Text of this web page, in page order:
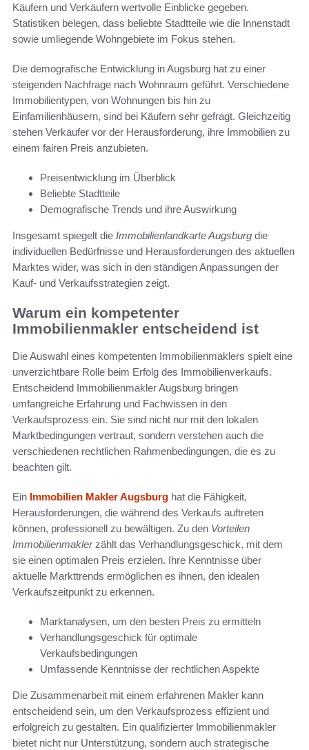
Käufern und Verkäufern wertvolle Einblicke gegeben.
Statistiken belegen, dass beliebte Stadtteile wie die Innenstadt
sowie umliegende Wohngebiete im Fokus stehen.
Die demografische Entwicklung in Augsburg hat zu einer
steigenden Nachfrage nach Wohnraum geführt. Verschiedene
Immobilientypen, von Wohnungen bis hin zu
Einfamilienhäusern, sind bei Käufern sehr gefragt. Gleichzeitig
stehen Verkäufer vor der Herausforderung, ihre Immobilien zu
einem fairen Preis anzubieten.
Preisentwicklung im Überblick
Beliebte Stadtteile
Demografische Trends und ihre Auswirkung
Insgesamt spiegelt die Immobilienlandkarte Augsburg die
individuellen Bedürfnisse und Herausforderungen des aktuellen
Marktes wider, was sich in den ständigen Anpassungen der
Kauf- und Verkaufsstrategien zeigt.
Warum ein kompetenter
Immobilienmakler entscheidend ist
Die Auswahl eines kompetenten Immobilienmaklers spielt eine
unverzichtbare Rolle beim Erfolg des Immobilienverkaufs.
Entscheidend Immobilienmakler Augsburg bringen
umfangreiche Erfahrung und Fachwissen in den
Verkaufsprozess ein. Sie sind nicht nur mit den lokalen
Marktbedingungen vertraut, sondern verstehen auch die
verschiedenen rechtlichen Rahmenbedingungen, die es zu
beachten gilt.
Ein Immobilien Makler Augsburg hat die Fähigkeit,
Herausforderungen, die während des Verkaufs auftreten
können, professionell zu bewältigen. Zu den Vorteilen
Immobilienmaklerzählt das Verhandlungsgeschick, mit dem
sie einen optimalen Preis erzielen. Ihre Kenntnisse über
aktuelle Markttrends ermöglichen es ihnen, den idealen
Verkaufszeitpunkt zu erkennen.
Marktanalysen, um den besten Preis zu ermitteln
Verhandlungsgeschick für optimale
Verkaufsbedingungen
Umfassende Kenntnisse der rechtlichen Aspekte
Die Zusammenarbeit mit einem erfahrenen Makler kann
entscheidend sein, um den Verkaufsprozess effizient und
erfolgreich zu gestalten. Ein qualifizierter Immobilienmakler
bietet nicht nur Unterstützung, sondern auch strategische